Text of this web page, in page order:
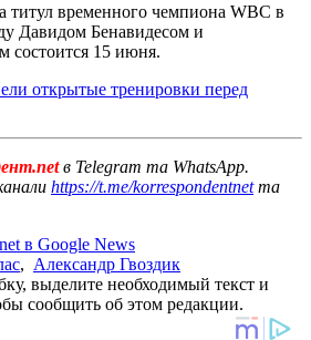
временного чемпиона WBC в
Давидом Бенавидесом и
состоится 15 июня.
открытые тренировки перед
в Telegram та WhatsApp.
https://t.me/korrespondentnetта
в Google News
, Александр Гвоздик
выделите необходимый текст и
сообщить об этом редакции.